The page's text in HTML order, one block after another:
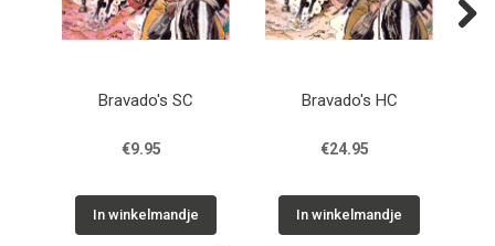
Bravado's SC
€9.95
In winkelmandje
Bravado's HC
€24.95
In winkelmandje